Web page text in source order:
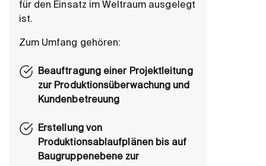
für den Einsatz im Weltraum ausgelegt
ist.
Zum Umfang gehören:
Beauftragung einer Projektleitung
zur Produktionsüberwachung und
Kundenbetreuung
Erstellung von
Produktionsablaufplänen bis auf
Baugruppenebene zur